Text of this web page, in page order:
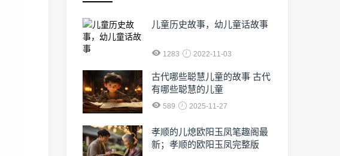
儿童历史故事，幼儿童话故事
1283 2022-11-03
古代哪些聪慧儿童的故事 古代
有哪些聪慧的儿童
589 2025-11-27
孝顺的儿熄欧阳玉凤笔趣阁最
新；孝顺的欧阳玉凤完整版